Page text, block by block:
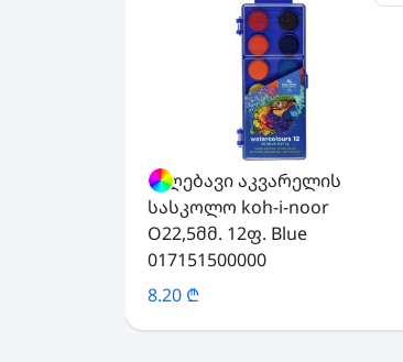
საღებავი აკვარელის
სასკოლო koh-i-noor
O22,5მმ. 12ფ. Blue
017151500000
8.20 ₾